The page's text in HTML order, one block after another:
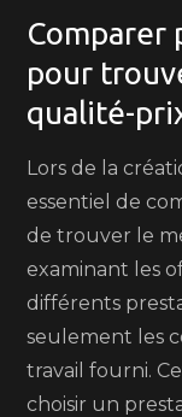
Comparer
pour
qualité-
Lors de la
essentiel de
de trouver le
examinant les
différents
seulement les
travail fourni.
choisir un